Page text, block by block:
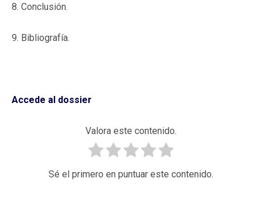
8. Conclusión.
9. Bibliografía.
Accede al dossier
Valora este contenido.
Sé el primero en puntuar este contenido.